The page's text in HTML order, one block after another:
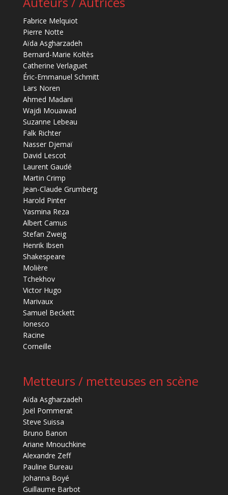
Fabrice Melquiot
Pierre Notte
Aïda Asgharzadeh
Bernard-Marie Koltès
Catherine Verlaguet
Éric-Emmanuel Schmitt
Lars Noren
Ahmed Madani
Wajdi Mouawad
Suzanne Lebeau
Falk Richter
Nasser Djemaï
David Lescot
Laurent Gaudé
Martin Crimp
Jean-Claude Grumberg
Harold Pinter
Yasmina Reza
Albert Camus
Stefan Zweig
Henrik Ibsen
Shakespeare
Molière
Tchekhov
Victor Hugo
Marivaux
Samuel Beckett
Ionesco
Racine
Corneille
Metteurs / metteuses en scène
Aïda Asgharzadeh
Joël Pommerat
Steve Suissa
Bruno Banon
Ariane Mnouchkine
Alexandre Zeff
Pauline Bureau
Johanna Boyé
Guillaume Barbot